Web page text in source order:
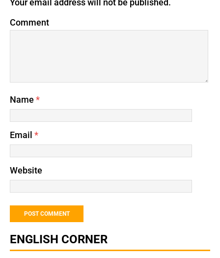
Your email address will not be published.
Comment
Name *
Email *
Website
ENGLISH CORNER